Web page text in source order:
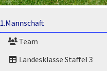
1.Mannschaft
Team
Landesklasse Staffel 3